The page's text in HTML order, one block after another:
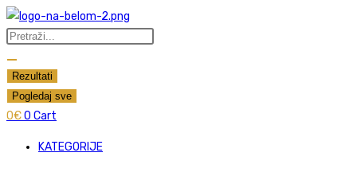
Skip
to
Search
Rezultati
Pogledaj sve
0€0 Cart
KATEGORIJE